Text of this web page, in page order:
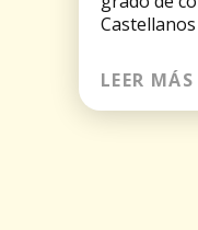
Castellanos
LEER MÁS